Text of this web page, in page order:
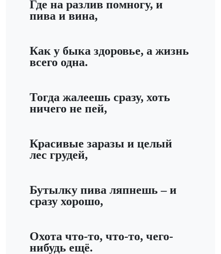
Где на разлив помногу, и
пива и вина,
Как у быка здоровье, а жизнь
всего одна.
Тогда жалеешь сразу, хоть
ничего не пей,
Красивые заразы и целый
лес грудей,
Бутылку пива ляпнешь – и
сразу хорошо,
Охота что-то, что-то, чего-
нибудь ещё.